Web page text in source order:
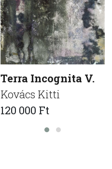
Terra Incognita V.
Kovács Kitti
120 000 Ft